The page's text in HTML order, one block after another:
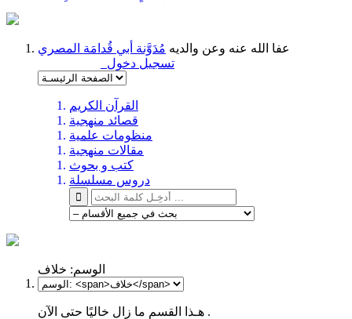
عفا الله عنه وعن والديه مُدَوَّنة أبي قُدامَة المصري
تسجيل دخول
القرآن الكريم
قصائد منهجية
منظومات علمية
مقالات منهجية
كتب و بحوث
دروس مسلسلة
الوسم: خلاف
هـذا القسم ما زال خاليًا حتى الآن .